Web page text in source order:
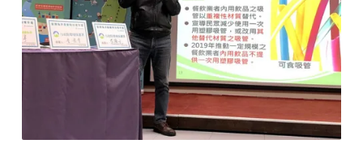
管理與改善狀況。此外，研擬運用環境公益信託的策略
來協助守護農地及生物多樣性的策略，強化保護農地的
能量。農地違法工廠，涉及到污染、食安、消防安全及
不合法競爭從2016年以來，本會藉由環境資訊的專業，
結合地球公民基金會對工廠污染的專業、環境權保障基
金會在法律上的專業、主婦聯盟環